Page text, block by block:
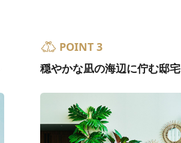
POINT 3
穏やかな凪の海辺に佇む邸宅